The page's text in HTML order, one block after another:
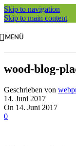
Skip to navigation
Skip to main content
MENÜ
wood-blog-
Geschrieben von
14. Juni 2017
On 14. Juni 2017
0